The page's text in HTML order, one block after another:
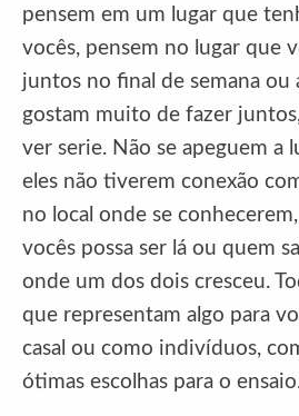
pensem em um lugar que
vocês, pensem no lugar que
juntos no final de semana ou
gostam muito de fazer
ver serie. Não se apeguem a
eles não tiverem conexão
no local onde se
vocês possa ser lá ou quem
onde um dos dois cresceu.
que representam algo para
casal ou como indivíduos,
ótimas escolhas para o